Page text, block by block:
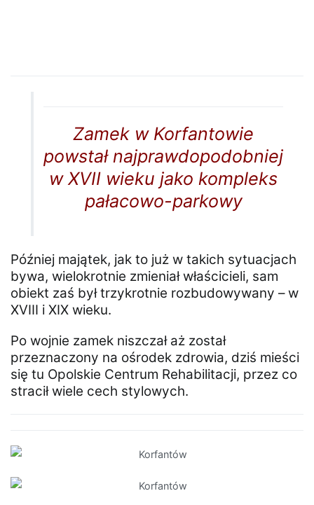
Zamek w Korfantowie
powstał najprawdopodobniej
w XVII wieku jako kompleks
pałacowo-parkowy
Później majątek, jak to już w takich sytuacjach
bywa, wielokrotnie zmieniał właścicieli, sam
obiekt zaś był trzykrotnie rozbudowywany – w
XVIII i XIX wieku.
Po wojnie zamek niszczał aż został
przeznaczony na ośrodek zdrowia, dziś mieści
się tu Opolskie Centrum Rehabilitacji, przez co
stracił wiele cech stylowych.